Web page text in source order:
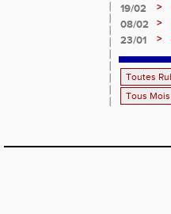
19/02
>
08/02
>
23/01
>